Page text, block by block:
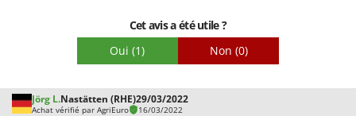
Cet avis a été utile ?
Oui (1) Non (0)
Jörg L.Nastätten (RHE)29/03/2022
Achat vérifié par AgriEuro 16/03/2022